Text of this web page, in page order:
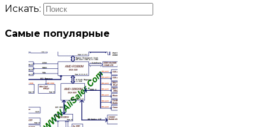
Искать:
Самые популярные